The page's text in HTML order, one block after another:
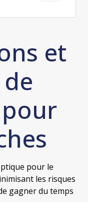
et
pour le
les risques
gagner du temps